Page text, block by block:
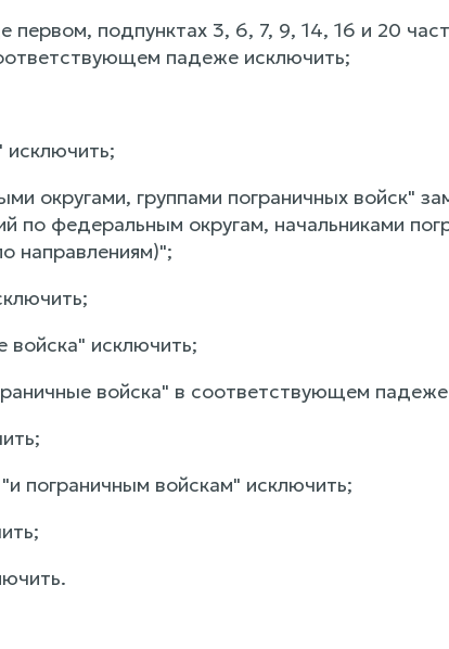
подпунктах 3, 6, 7, 9, 14, 16 и 20
падеже исключить;
исключить;
округами, группами пограничных войск"
по федеральным округам, начальниками
направлениям)";
войска" исключить;
войска" в соответствующем
пограничным войскам" исключить;